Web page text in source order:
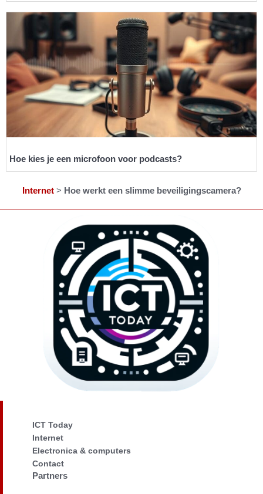
Hoe kies je een microfoon voor podcasts?
Internet> Hoe werkt een slimme beveiligingscamera?
ICT Today
Internet
Electronica & computers
Contact
Partners